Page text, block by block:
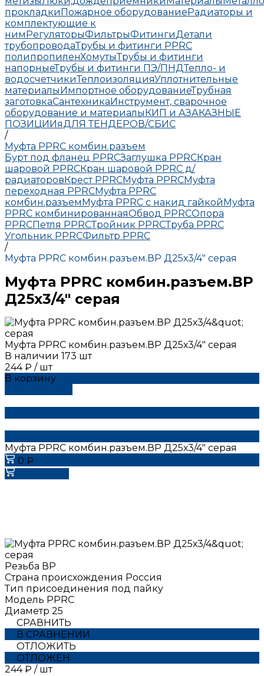
прокладкиПожарное оборудованиеРадиаторы и
комплектующие к
нимРегуляторыФильтрыФитингиДетали
трубопроводаТрубы и фитинги PPRC
полипропиленХомутыТрубы и фитинги
напорныеТрубы и фитинги ПЭ/ПНДТепло- и
водосчетчикиТеплоизоляцияУплотнительные
материалыИмпортное оборудованиеТрубная
заготовкаСантехникаИнструмент, сварочное
оборудование и материалыКИП и АЗАКАЗНЫЕ
ПОЗИЦИИяДЛЯ ТЕНДЕРОВ/СБИС
/
Муфта РРRC комбин.разъем
Бурт под фланец РРRCЗаглушка РРRCКран
шаровой PPRCКран шаровой PPRC д/
радиаторовКрест PPRCМуфта PPRCМуфта
переходная PPRCМуфта РРRC
комбин.разъемМуфта PPRC с накид гайкойМуфта
РРRC комбинированнаяОбвод РРRCОпора
РРRCПетля РРRCТройник РРRCТруба РРRC
Угольник РРRCФильтр PPRC
/
Муфта РРRC комбин.разъем.ВР Д25х3/4" серая
Муфта РРRC комбин.разъем.ВР
Д25х3/4" серая
Муфта РРRC комбин.разъем.ВР Д25х3/4" серая
В наличии 173 шт
244 ₽ / шт
В корзину
Муфта РРRC комбин.разъем.ВР Д25х3/4" серая
0 ₽
Резьба ВР
Страна происхождения Россия
Тип присоединения под пайку
Модель РРRC
Диаметр 25
СРАВНИТЬ
В СРАВНЕНИИ
ОТЛОЖИТЬ
ОТЛОЖЕН
244 ₽ / шт